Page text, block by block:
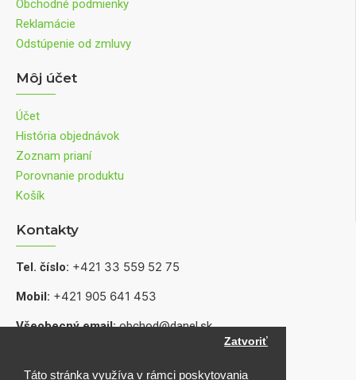
Táto stránka využíva v rámci poskytovania
Zatvoriť
Obchodné podmienky
Reklamácie
Odstúpenie od zmluvy
Môj účet
Účet
História objednávok
Zoznam prianí
Porovnanie produktu
Košík
Kontakty
Tel. číslo: +421 33 559 52 75
Mobil: +421 905 641 453
Všeobecný email:obchod@danel.sk
shop@danel.sk